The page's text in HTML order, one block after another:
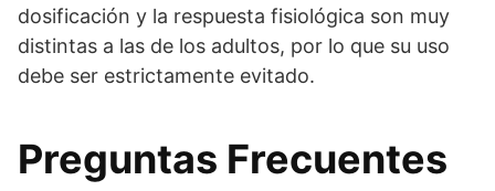
dosificación y la respuesta fisiológica son muy
distintas a las de los adultos, por lo que su uso
debe ser estrictamente evitado.
Preguntas Frecuentes